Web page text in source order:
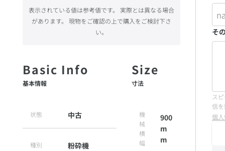
基本情報
状態 中古
種別 粉砕機
寸法
機
械
横
幅
900
m
m
表示されている値は参考値です。 実際とは異なる場合
があります。 現物をご確認の上で購入をご検討下さ
い。
そ
ス
信
個